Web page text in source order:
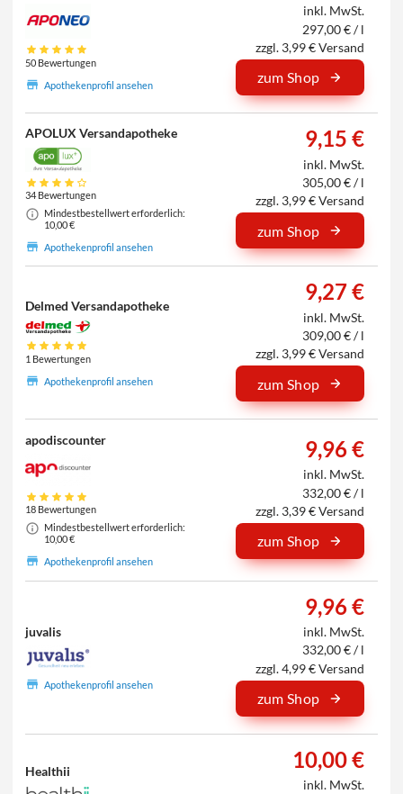
50 Bewertungen
Apothekenprofil ansehen
inkl. MwSt.
297,00 € / l
zzgl. 3,99 € Versand
zum Shop
APOLUX Versandapotheke
34 Bewertungen
Mindestbestellwert erforderlich:
10,00 €
Apothekenprofil ansehen
9,15 €
inkl. MwSt.
305,00 € / l
zzgl. 3,99 € Versand
zum Shop
Delmed Versandapotheke
1 Bewertungen
Apothekenprofil ansehen
9,27 €
inkl. MwSt.
309,00 € / l
zzgl. 3,99 € Versand
zum Shop
apodiscounter
18 Bewertungen
Mindestbestellwert erforderlich:
10,00 €
Apothekenprofil ansehen
9,96 €
inkl. MwSt.
332,00 € / l
zzgl. 3,39 € Versand
zum Shop
juvalis
Apothekenprofil ansehen
9,96 €
inkl. MwSt.
332,00 € / l
zzgl. 4,99 € Versand
zum Shop
Healthii 10,00 €
inkl. MwSt.